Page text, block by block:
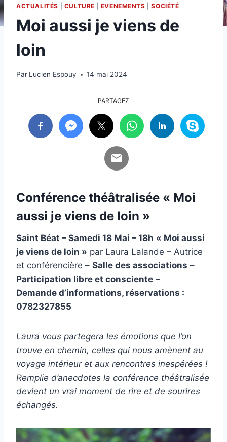
ACTUALITÉS CULTURE EVENEMENTS |SOCIÉTÉ
Moi aussi je viens de
loin
Par Lucien Espouy 14 mai 2024
PARTAGEZ
Conférence théâtralisée « Moi
aussi je viens de loin »
Saint Béat – Samedi 18 Mai – 18h « Moi aussi
je viens de loin » par Laura Lalande – Autrice
et conférencière – Salle des associations –
Participation libre et consciente –
Demande d’informations, réservations :
0782327855
Laura vous partegera les émotions que l’on
trouve en chemin, celles qui nous amènent au
voyage intérieur et aux rencontres inespérées !
Remplie d’anecdotes la conférence théâtralisée
devient un vrai moment de rire et de sourires
échangés.